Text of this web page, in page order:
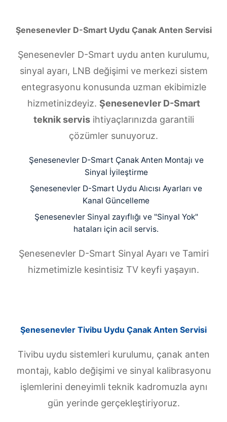
Şenesenevler D-Smart Uydu Çanak Anten Servisi
Şenesenevler D-Smart uydu anten kurulumu,
sinyal ayarı, LNB değişimi ve merkezi sistem
entegrasyonu konusunda uzman ekibimizle
hizmetinizdeyiz. Şenesenevler D-Smart
teknik servisihtiyaçlarınızda garantili
çözümler sunuyoruz.
Şenesenevler D-Smart Çanak Anten Montajı ve
Sinyal İyileştirme
Şenesenevler D-Smart Uydu Alıcısı Ayarları ve
Kanal Güncelleme
Şenesenevler Sinyal zayıflığı ve "Sinyal Yok"
hataları için acil servis.
Şenesenevler D-Smart Sinyal Ayarı ve Tamiri
hizmetimizle kesintisiz TV keyfi yaşayın.
Şenesenevler Tivibu Uydu Çanak Anten Servisi
Tivibu uydu sistemleri kurulumu, çanak anten
montajı, kablo değişimi ve sinyal kalibrasyonu
işlemlerini deneyimli teknik kadromuzla aynı
gün yerinde gerçekleştiriyoruz.